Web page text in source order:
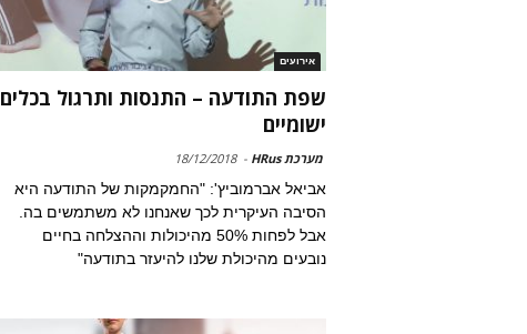
אירועים
שפת התודעה – התנסות ותרגול בכלים
ישומיים
מערכת HRus -
18/12/2018
אביאל אברמוביץ': "החמקמקות של התודעה היא
הסיבה העיקרית לכך שאנחנו לא משתמשים בה.
אבל לפחות 50% מהיכולות וההצלחה בחיים
נובעים מהיכולת שלנו להיעזר בתודעה"